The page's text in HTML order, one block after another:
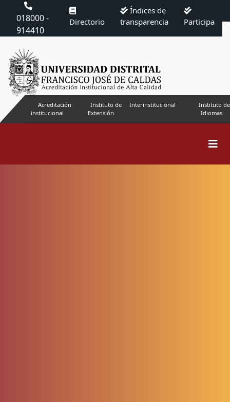
018000 -
914410
Directorio
Índices de
transparencia
Participa
Acreditación
institucional
Instituto de
Extensión
Interinstitucional
Instituto de
Idiomas